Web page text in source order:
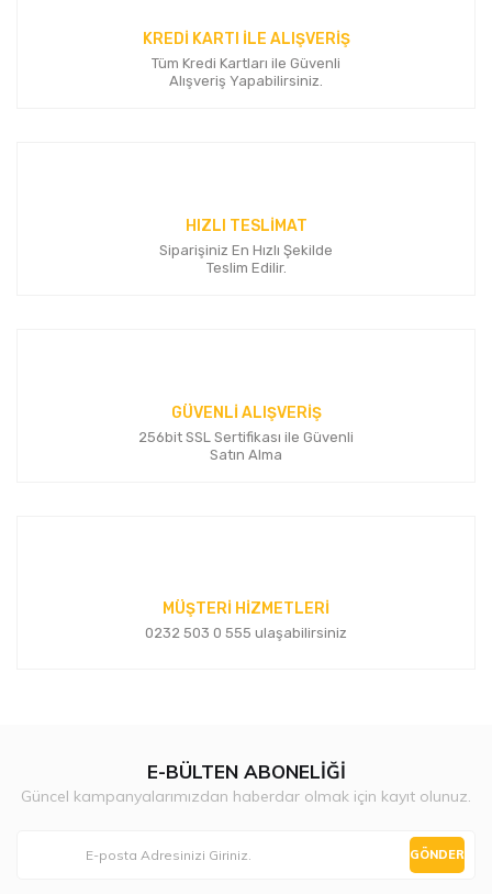
Ürün bilgilerinde hatalar bulunuyor.
Ürün fiyatı diğer sitelerden daha pahalı.
Gönder
KREDİ KARTI İLE ALIŞVERİŞ
Tüm Kredi Kartları ile Güvenli
Alışveriş Yapabilirsiniz.
HIZLI TESLİMAT
Siparişiniz En Hızlı Şekilde
Teslim Edilir.
GÜVENLİ ALIŞVERİŞ
256bit SSL Sertifikası ile Güvenli
Satın Alma
MÜŞTERİ HİZMETLERİ
0232 503 0 555 ulaşabilirsiniz
E-BÜLTEN ABONELİĞİ
Güncel kampanyalarımızdan haberdar olmak için kayıt olunuz.
GÖNDER